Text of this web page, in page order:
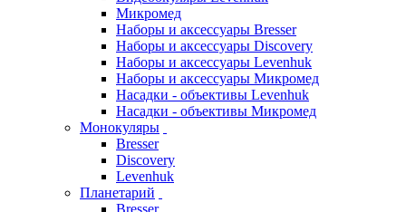
Микромед
Наборы и аксессуары Bresser
Наборы и аксессуары Discovery
Наборы и аксессуары Levenhuk
Наборы и аксессуары Микромед
Насадки - объективы Levenhuk
Насадки - объективы Микромед
Монокуляры
Bresser
Discovery
Levenhuk
Планетарий
Bresser